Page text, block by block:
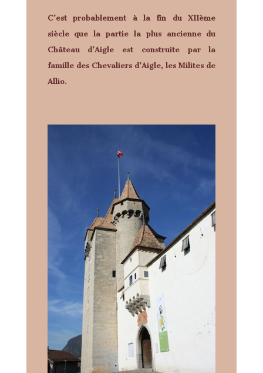
C’est probablement à la fin du XIIème
siècle que la partie la plus ancienne du
Château d’Aigle est construite par la
famille des Chevaliers d’Aigle, les Milites de
Allio.